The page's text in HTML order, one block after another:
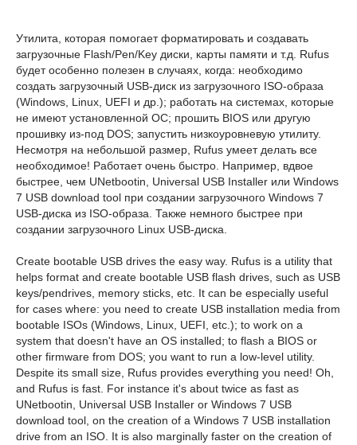
Утилита, которая помогает форматировать и создавать
загрузочные Flash/Pen/Key диски, карты памяти и т.д. Rufus
будет особенно полезен в случаях, когда: необходимо
создать загрузочный USB-диск из загрузочного ISO-образа
(Windows, Linux, UEFI и др.); работать на системах, которые
не имеют установленной ОС; прошить BIOS или другую
прошивку из-под DOS; запустить низкоуровневую утилиту.
Несмотря на небольшой размер, Rufus умеет делать все
необходимое! Работает очень быстро. Например, вдвое
быстрее, чем UNetbootin, Universal USB Installer или Windows
7 USB download tool при создании загрузочного Windows 7
USB-диска из ISO-образа. Также немного быстрее при
создании загрузочного Linux USB-диска.
Create bootable USB drives the easy way. Rufus is a utility that
helps format and create bootable USB flash drives, such as USB
keys/pendrives, memory sticks, etc. It can be especially useful
for cases where: you need to create USB installation media from
bootable ISOs (Windows, Linux, UEFI, etc.); to work on a
system that doesn't have an OS installed; to flash a BIOS or
other firmware from DOS; you want to run a low-level utility.
Despite its small size, Rufus provides everything you need! Oh,
and Rufus is fast. For instance it's about twice as fast as
UNetbootin, Universal USB Installer or Windows 7 USB
download tool, on the creation of a Windows 7 USB installation
drive from an ISO. It is also marginally faster on the creation of